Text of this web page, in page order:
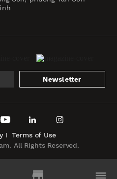
Newsletter
All Rights Reserved.
Terms of Use